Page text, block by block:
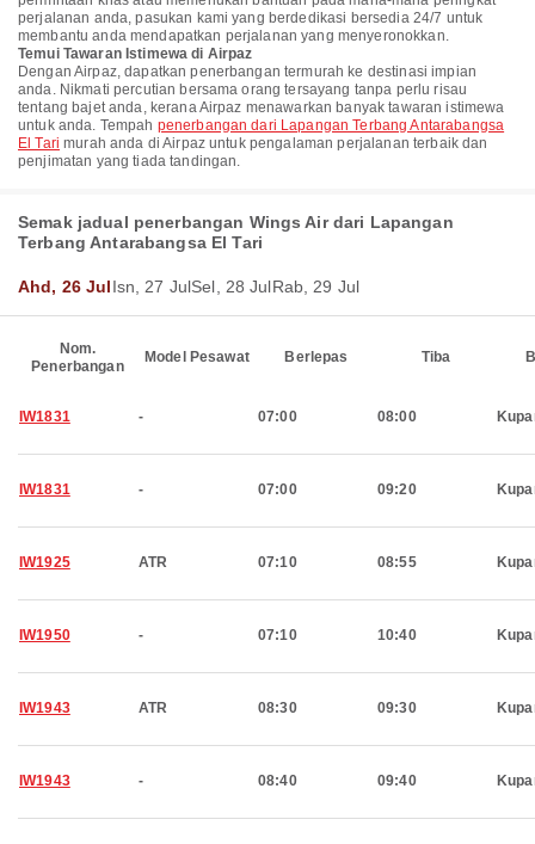
perjalanan anda, pasukan kami yang berdedikasi bersedia 24/7 untuk
membantu anda mendapatkan perjalanan yang menyeronokkan.
Temui Tawaran Istimewa di Airpaz
Dengan Airpaz, dapatkan penerbangan termurah ke destinasi impian
anda. Nikmati percutian bersama orang tersayang tanpa perlu risau
tentang bajet anda, kerana Airpaz menawarkan banyak tawaran istimewa
untuk anda. Tempah penerbangan dari Lapangan Terbang Antarabangsa
El Tari murah anda di Airpaz untuk pengalaman perjalanan terbaik dan
penjimatan yang tiada tandingan.
Semak jadual penerbangan Wings Air dari Lapangan
Terbang Antarabangsa El Tari
Ahd, 26 JulIsn, 27 JulSel, 28 JulRab, 29 Jul
Nom.
Penerbangan
Model Pesawat Berlepas Tiba
IW1831 - 07:00 08:00
IW1831 - 07:00 09:20
IW1925 ATR 07:10 08:55
IW1950 - 07:10 10:40
IW1943 ATR 08:30 09:30
IW1943 - 08:40 09:40